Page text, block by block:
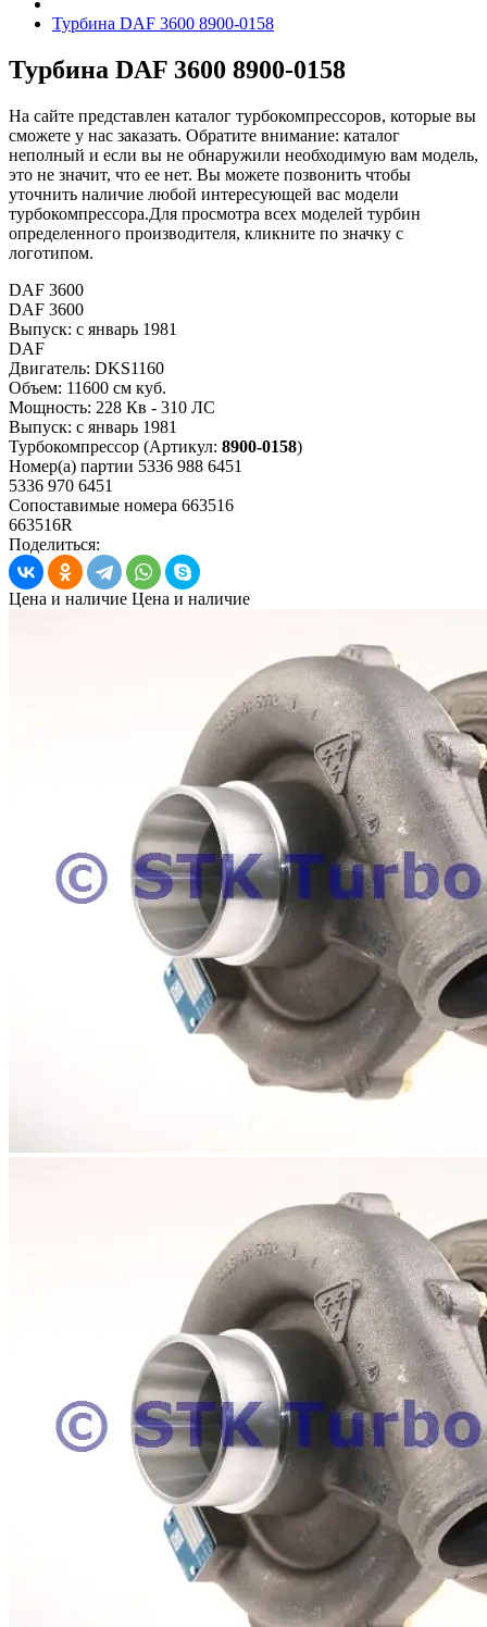
Турбина DAF 3600 8900-0158
Турбина DAF 3600 8900-0158
На сайте представлен каталог турбокомпрессоров, которые вы
сможете у нас заказать. Обратите внимание: каталог
неполный и если вы не обнаружили необходимую вам модель,
это не значит, что ее нет. Вы можете позвонить чтобы
уточнить наличие любой интересующей вас модели
турбокомпрессора.Для просмотра всех моделей турбин
определенного производителя, кликните по значку с
логотипом.
DAF 3600
DAF 3600
Выпуск: с январь 1981
DAF
Двигатель: DKS1160
Объем: 11600 см куб.
Мощность: 228 Кв - 310 ЛС
Выпуск: с январь 1981
Турбокомпрессор (Артикул: 8900-0158)
Номер(а) партии 5336 988 6451
5336 970 6451
Сопоставимые номера 663516
663516R
Поделиться:
Цена и наличие Цена и наличие